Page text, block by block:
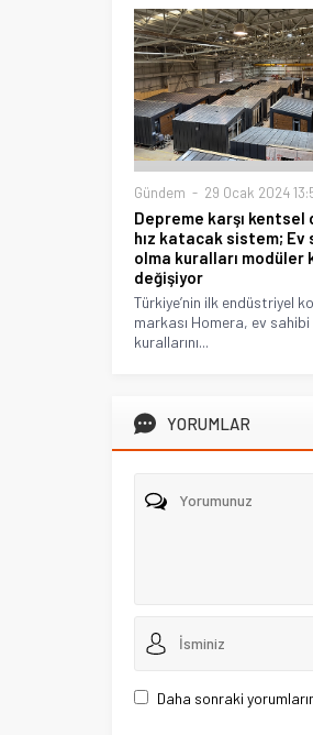
Gündem 29 Ocak 2024
Depreme karşı kentsel
hız katacak sistem; Ev
olma kuralları modüler
değişiyor
Türkiye’nin ilk endüstriyel
markası Homera, ev
kurallarını...
YORUMLAR
Daha sonraki